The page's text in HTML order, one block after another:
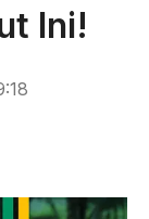
Ini!